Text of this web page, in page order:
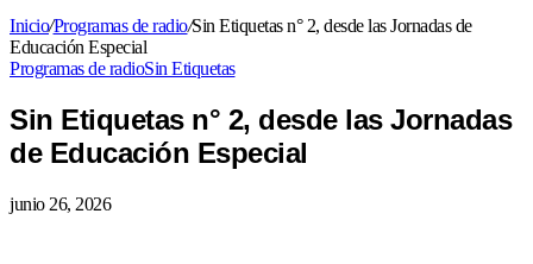
Inicio/Programas de radio/Sin Etiquetas n° 2, desde las Jornadas de
Educación Especial
Programas de radioSin Etiquetas
Sin Etiquetas n° 2, desde las Jornadas
de Educación Especial
junio 26, 2026